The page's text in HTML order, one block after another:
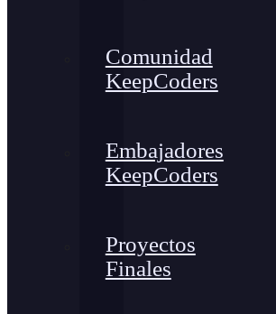
Comunidad
KeepCoders
Embajadores
KeepCoders
Proyectos
Finales